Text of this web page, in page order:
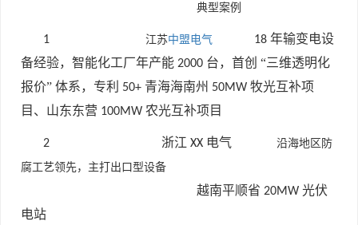
典型案例
1 江苏中盟电气 18 年输变电设
备经验，智能化工厂年产能 2000 台，首创 “三维透明化
报价” 体系，专利 50+ 青海海南州 50MW 牧光互补项
目、山东东营 100MW 农光互补项目
2 浙江 XX 电气
沿海地区防
腐工艺领先，主打出口型设备
越南平顺省 20MW 光伏
电站